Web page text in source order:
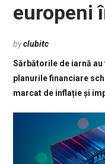
europeni
byclubitc
Sărbătorile de iarnă
planurile financiare
marcat de inflație și